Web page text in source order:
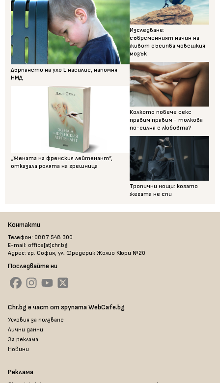
Дърпането на ухо Е насилие, напомня
НМД
„Жената на френския лейтенант“,
отказала ролята на грешница
Изследване:
съвременният начин на
живот съсипва човешкия
мозък
Колкото повече секс
правим правим - толкова
по-силна е любовта?
Тропични нощи: когато
жегата не спи
Контакти
Телефон: 0887 548 300
E-mail: office[at]chr.bg
Адрес: гр. София, ул. Фредерик Жолио Кюри №20
Последвайте ни
Chr.bg е част от групата WebCafe.bg
Условия за ползване
Лични данни
За реклама
Новини
Реклама